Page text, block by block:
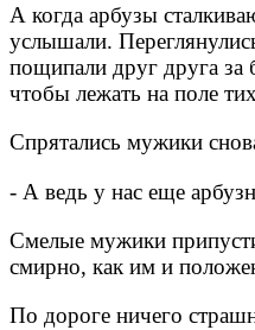
А когда арбузы
услышали.
пощипали друг друга за
чтобы лежать на поле
Спрятались мужики
- А ведь у нас еще
Смелые мужики
смирно, как им и
По дороге ничего